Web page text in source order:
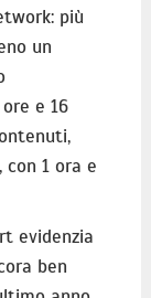
più
un
e 16
1 ora e
evidenzia
ben